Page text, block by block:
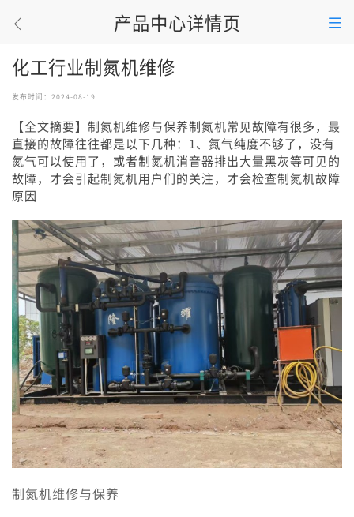
产品中心详情页
化工行业制氮机维修
发布时间：2024-08-19
【全文摘要】制氮机维修与保养制氮机常见故障有很多，最
直接的故障往往都是以下几种：1、氮气纯度不够了，没有
氮气可以使用了，或者制氮机消音器排出大量黑灰等可见的
故障，才会引起制氮机用户们的关注，才会检查制氮机故障
原因
制氮机维修与保养